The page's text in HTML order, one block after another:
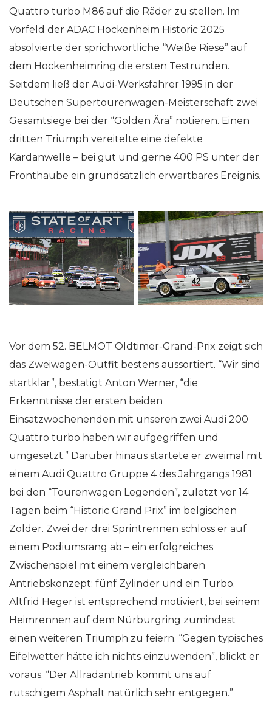
Quattro turbo M86 auf die Räder zu stellen. Im
Vorfeld der ADAC Hockenheim Historic 2025
absolvierte der sprichwörtliche “Weiße Riese” auf
dem Hockenheimring die ersten Testrunden.
Seitdem ließ der Audi-Werksfahrer 1995 in der
Deutschen Supertourenwagen-Meisterschaft zwei
Gesamtsiege bei der “Golden Ära” notieren. Einen
dritten Triumph vereitelte eine defekte
Kardanwelle – bei gut und gerne 400 PS unter der
Fronthaube ein grundsätzlich erwartbares Ereignis.
Vor dem 52. BELMOT Oldtimer-Grand-Prix zeigt sich
das Zweiwagen-Outfit bestens aussortiert. “Wir sind
startklar”, bestätigt Anton Werner, “die
Erkenntnisse der ersten beiden
Einsatzwochenenden mit unseren zwei Audi 200
Quattro turbo haben wir aufgegriffen und
umgesetzt.” Darüber hinaus startete er zweimal mit
einem Audi Quattro Gruppe 4 des Jahrgangs 1981
bei den “Tourenwagen Legenden”, zuletzt vor 14
Tagen beim “Historic Grand Prix” im belgischen
Zolder. Zwei der drei Sprintrennen schloss er auf
einem Podiumsrang ab – ein erfolgreiches
Zwischenspiel mit einem vergleichbaren
Antriebskonzept: fünf Zylinder und ein Turbo.
Altfrid Heger ist entsprechend motiviert, bei seinem
Heimrennen auf dem Nürburgring zumindest
einen weiteren Triumph zu feiern. “Gegen typisches
Eifelwetter hätte ich nichts einzuwenden”, blickt er
voraus. “Der Allradantrieb kommt uns auf
rutschigem Asphalt natürlich sehr entgegen.”